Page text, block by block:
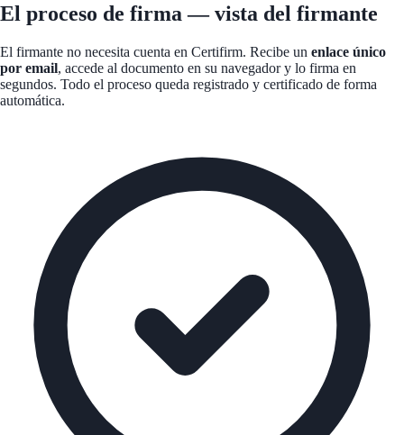
El proceso de firma —vista del firmante
El firmante no necesita cuenta en Certifirm. Recibe un enlace único
por email, accede al documento en su navegador y lo firma en
segundos. Todo el proceso queda registrado y certificado de forma
automática.